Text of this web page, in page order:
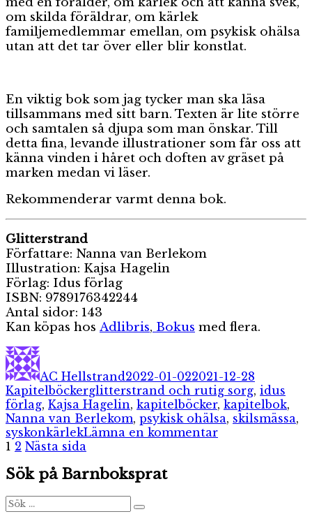
om skilda föräldrar, om kärlek
familjemedlemmar emellan, om psykisk ohälsa
utan att det tar över eller blir konstlat.
En viktig bok som jag tycker man ska läsa
tillsammans med sitt barn. Texten är lite större
och samtalen så djupa som man önskar. Till
detta fina, levande illustrationer som får oss att
känna vinden i håret och doften av gräset på
marken medan vi läser.
Rekommenderar varmt denna bok.
Glitterstrand
Författare: Nanna van Berlekom
Illustration: Kajsa Hagelin
Förlag: Idus förlag
ISBN: 9789176342244
Antal sidor: 143
Kan köpas hos Adlibris, Bokus med flera.
Författare
AC Hellstrand2022-01-022021-12-28
KapitelböckerEtiketter
glitterstrand och rutig sorg, idus
förlag, Kajsa Hagelin, kapitelböcker, kapitelbok,
Nanna van Berlekom, psykisk ohälsa, skilsmässa,
syskonkärlekLämna en kommentartill
Sidnumrering
för
inlägg
Sida
1 Sida
2 Nästa sida
Sök på Barnboksprat
Sök
efter:
Sök